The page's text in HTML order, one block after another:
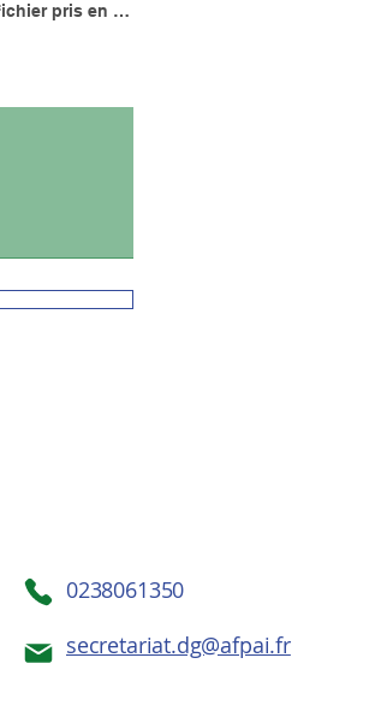
Importez un fichier pris en charge (max. 15 Mo)
0238061350
secretariat.dg@afpai.fr